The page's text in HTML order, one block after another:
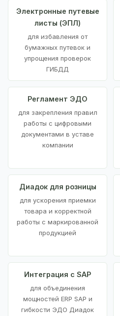
Электронные путевые
листы (ЭПЛ)
для избавления от
бумажных путевок и
упрощения проверок
ГИБДД
Регламент ЭДО
для закрепления правил
работы с цифровыми
документами в уставе
компании
Диадок для розницы
для ускорения приемки
товара и корректной
работы с маркированной
продукцией
Интеграция с SAP
для объединения
мощностей ERP SAP и
гибкости ЭДО Диадок